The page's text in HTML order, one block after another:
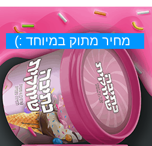
מחיר מתוק במיוחד :)